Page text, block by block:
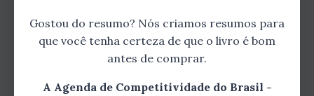
capazes de criar negócios inovadores.
Gostou do resumo? Nós criamos resumos para
que você tenha certeza de que o livro é bom
antes de comprar.
A Agenda de Competitividade do Brasil -